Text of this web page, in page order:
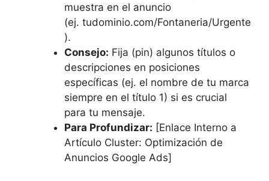
muestra en el anuncio
(ej. tudominio.com/Fontaneria/Urgente
).
Consejo: Fija (pin) algunos títulos o
descripciones en posiciones
específicas (ej. el nombre de tu marca
siempre en el título 1) si es crucial
para tu mensaje.
Para Profundizar: [Enlace Interno a
Artículo Cluster: Optimización de
Anuncios Google Ads]